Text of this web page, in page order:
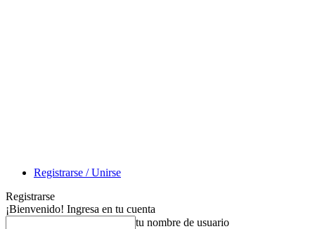
Registrarse / Unirse
Registrarse
¡Bienvenido! Ingresa en tu cuenta
tu nombre de usuario